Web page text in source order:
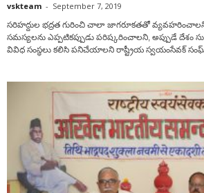
vskteam - September 7, 2019
సరిహద్దుల భద్రత గురించి చాలా జాగరూకతతో
సమస్యలను ఎప్పటికప్పుడు పరిష్కరించాలని, అప్పుడే దేశం
వివిధ సంస్థలు కలిసి పనిచేయాలని రాష్ట్రీయ స్వయంసేవక్